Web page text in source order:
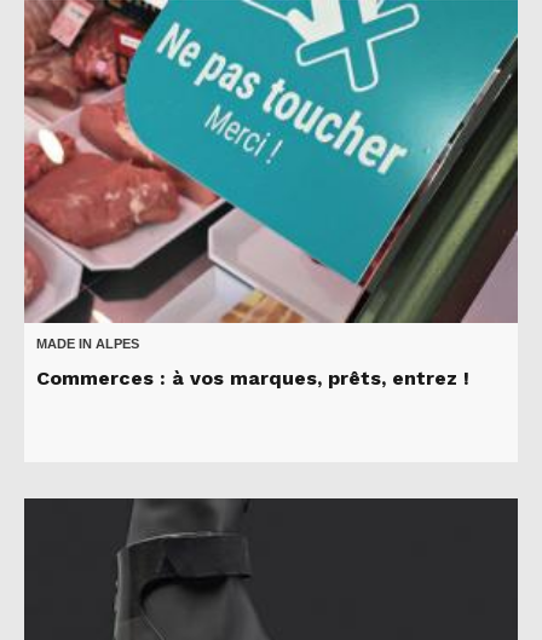
MADE IN ALPES
Commerces : à vos marques, prêts, entrez !